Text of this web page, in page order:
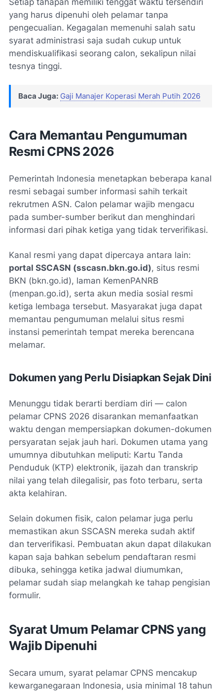
yang harus dipenuhi oleh pelamar tanpa
pengecualian. Kegagalan memenuhi salah satu
syarat administrasi saja sudah cukup untuk
mendiskualifikasi seorang calon, sekalipun nilai
tesnya tinggi.
Baca Juga: Gaji Manajer Koperasi Merah Putih 2026
Cara Memantau Pengumuman
Resmi CPNS 2026
Pemerintah Indonesia menetapkan beberapa kanal
resmi sebagai sumber informasi sahih terkait
rekrutmen ASN. Calon pelamar wajib mengacu
pada sumber-sumber berikut dan menghindari
informasi dari pihak ketiga yang tidak terverifikasi.
Kanal resmi yang dapat dipercaya antara lain:
portal SSCASN (sscasn.bkn.go.id), situs resmi
BKN (bkn.go.id), laman KemenPANRB
(menpan.go.id), serta akun media sosial resmi
ketiga lembaga tersebut. Masyarakat juga dapat
memantau pengumuman melalui situs resmi
instansi pemerintah tempat mereka berencana
melamar.
Dokumen yang Perlu Disiapkan Sejak Dini
Menunggu tidak berarti berdiam diri — calon
pelamar CPNS 2026 disarankan memanfaatkan
waktu dengan mempersiapkan dokumen-dokumen
persyaratan sejak jauh hari. Dokumen utama yang
umumnya dibutuhkan meliputi: Kartu Tanda
Penduduk (KTP) elektronik, ijazah dan transkrip
nilai yang telah dilegalisir, pas foto terbaru, serta
akta kelahiran.
Selain dokumen fisik, calon pelamar juga perlu
memastikan akun SSCASN mereka sudah aktif
dan terverifikasi. Pembuatan akun dapat dilakukan
kapan saja bahkan sebelum pendaftaran resmi
dibuka, sehingga ketika jadwal diumumkan,
pelamar sudah siap melangkah ke tahap pengisian
formulir.
Syarat Umum Pelamar CPNS yang
Wajib Dipenuhi
Secara umum, syarat pelamar CPNS mencakup
kewarganegaraan Indonesia, usia minimal 18 tahun